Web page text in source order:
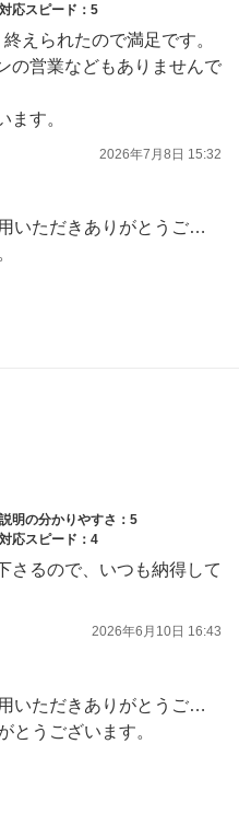
対応スピード：5
えられたので満足です。
の営業などもありませんで
ます。
2026年7月8日 15:32
この度は当店の車検をご利用いただきありがとうございました。
な対応を心がけてまいります。
説明の分かりやすさ：5
対応スピード：4
さるので、いつも納得して
2026年6月10日 16:43
この度は当店の車検をご利用いただきありがとうございました。
とうございます。
大変うれしく思います。